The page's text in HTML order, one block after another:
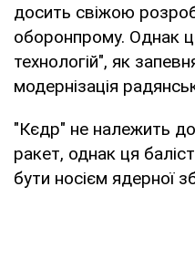
досить свіжою
оборонпрому. Однак
технологій", як
модернізація
"Кєдр" не належить
ракет, однак ця
бути носієм ядерної